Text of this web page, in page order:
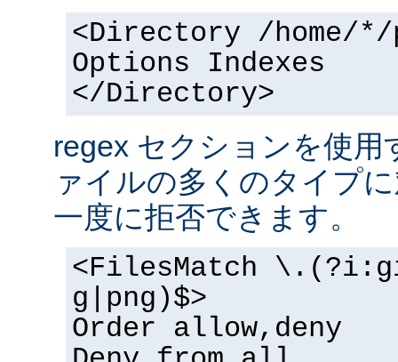
<Directory /home/
Options Indexes
</Directory>
regex セクションを使
ァイルの多くのタイプ
一度に拒否できます。
<FilesMatch
g|png)$>
Order allow,deny